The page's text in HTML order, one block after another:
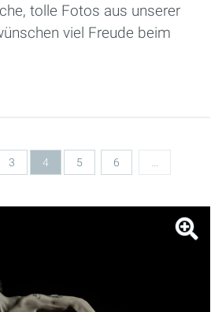
tolle Fotos aus unserer
viel Freude beim
3 4 5 6